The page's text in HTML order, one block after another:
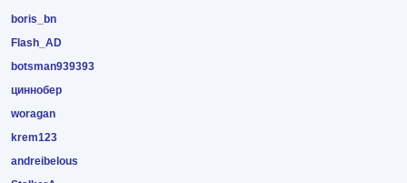
boris_bn
Flash_AD
botsman939393
циннобер
woragan
krem123
andreibelous